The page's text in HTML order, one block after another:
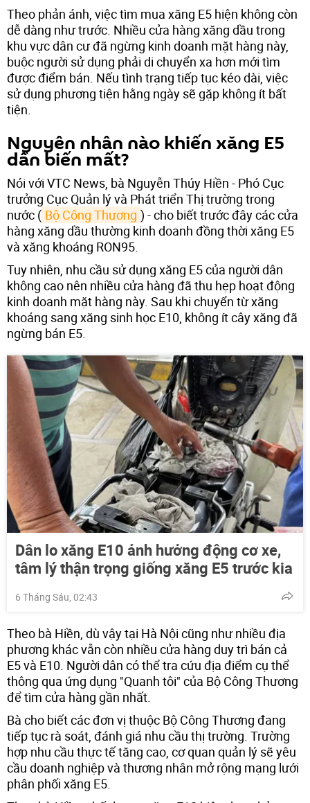
Theo phản ánh, việc tìm mua xăng E5 hiện không còn
dễ dàng như trước. Nhiều cửa hàng xăng dầu trong
khu vực dân cư đã ngừng kinh doanh mặt hàng này,
buộc người sử dụng phải di chuyển xa hơn mới tìm
được điểm bán. Nếu tình trạng tiếp tục kéo dài, việc
sử dụng phương tiện hằng ngày sẽ gặp không ít bất
tiện.
Nguyên nhân nào khiến xăng E5
dần biến mất?
Nói với VTC News, bà Nguyễn Thúy Hiền - Phó Cục
trưởng Cục Quản lý và Phát triển Thị trường trong
nước ( Bộ Công Thương ) - cho biết trước đây các cửa
hàng xăng dầu thường kinh doanh đồng thời xăng E5
và xăng khoáng RON95.
Tuy nhiên, nhu cầu sử dụng xăng E5 của người dân
không cao nên nhiều cửa hàng đã thu hẹp hoạt động
kinh doanh mặt hàng này. Sau khi chuyển từ xăng
khoáng sang xăng sinh học E10, không ít cây xăng đã
ngừng bán E5.
Dân lo xăng E10 ảnh hưởng động cơ xe,
tâm lý thận trọng giống xăng E5 trước kia
6 Tháng Sáu, 02:43
Theo bà Hiền, dù vậy tại Hà Nội cũng như nhiều địa
phương khác vẫn còn nhiều cửa hàng duy trì bán cả
E5 và E10. Người dân có thể tra cứu địa điểm cụ thể
thông qua ứng dụng "Quanh tôi" của Bộ Công Thương
để tìm cửa hàng gần nhất.
Bà cho biết các đơn vị thuộc Bộ Công Thương đang
tiếp tục rà soát, đánh giá nhu cầu thị trường. Trường
hợp nhu cầu thực tế tăng cao, cơ quan quản lý sẽ yêu
cầu doanh nghiệp và thương nhân mở rộng mạng lưới
phân phối xăng E5.